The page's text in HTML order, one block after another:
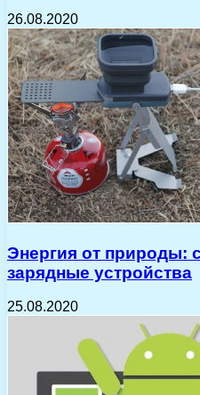
26.08.2020
Энергия от природы:
зарядные устройства
25.08.2020